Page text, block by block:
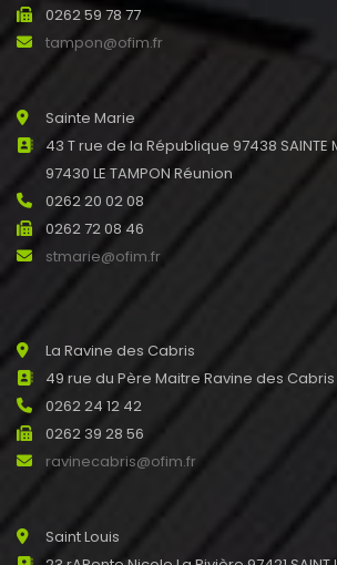
0262 59 78 77
tampon@ofim.fr
Sainte Marie
43 T rue de la République 97438 SAINTE
97430 LE TAMPON Réunion
0262 20 02 08
0262 72 08 46
stmarie@ofim.fr
La Ravine des Cabris
49 rue du Père Maitre Ravine des Cabris
0262 24 12 42
0262 39 28 56
ravinecabris@ofim.fr
Saint Louis